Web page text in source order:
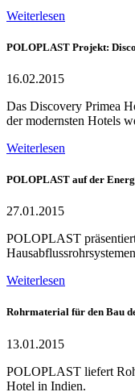
Weiterlesen
POLOPLAST Projekt:
16.02.2015
Das Discovery Primea
der modernsten Hotels
Weiterlesen
POLOPLAST auf der
27.01.2015
POLOPLAST
Weiterlesen
Rohrmaterial für den Bau
13.01.2015
POLOPLAST liefert
Hotel in Indien.